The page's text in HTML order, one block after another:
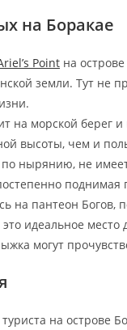
на Боракае
Pointна острове
земли. Тут не
на морской берег
высоты, чем и
нырянию, не
поднимая
на пантеон Богов,
это идеальное
могут
на острове